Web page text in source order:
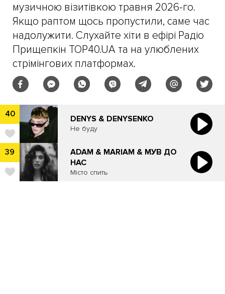
музичною візитівкою травня 2026-го.
Якщо раптом щось пропустили, саме час
надолужити. Слухайте хіти в ефірі Радіо
Прищепкін TOP40.UA та на улюблених
стрімінгових платформах.
40 DENYS & DENYSENKO
Не буду
39
​ADAM & MARIAM & МУВ ДО
НАС
Місто спить